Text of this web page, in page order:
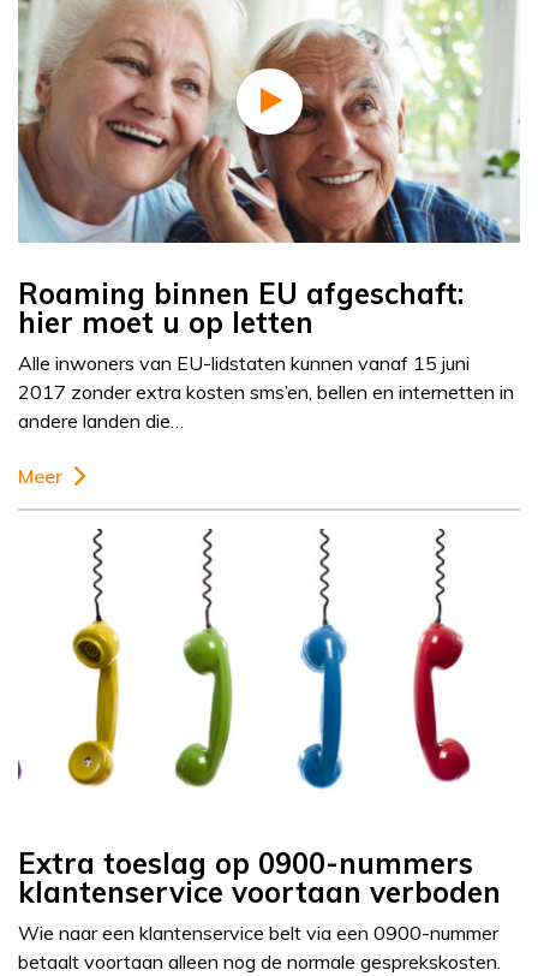
Roaming binnen EU afgeschaft:
hier moet u op letten
Alle inwoners van EU-lidstaten kunnen vanaf 15 juni
2017 zonder extra kosten sms’en, bellen en internetten in
andere landen die…
Meer
Extra toeslag op 0900-nummers
klantenservice voortaan verboden
Wie naar een klantenservice belt via een 0900-nummer
betaalt voortaan alleen nog de normale gesprekskosten.